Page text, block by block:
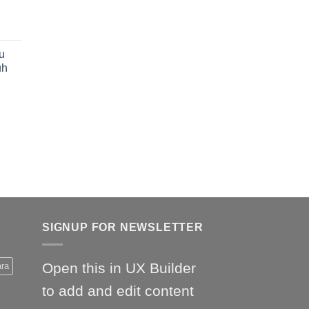
SIGNUP FOR NEWSLETTER
Open this in UX Builder
to add and edit content